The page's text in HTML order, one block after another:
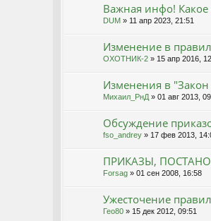
Важная инфо! Какое
DUM» 11 апр 2023, 21:51
Изменение в
ОХОТНИК-2» 15 апр 2016,
Изменения в
Михаил_РнД» 01 авг 2013,
Обсуждение
fso_andrey» 17 фев 2013,
ПРИКАЗЫ,
Forsag» 01 сен 2008, 16:58
Ужесточение
Гео80» 15 дек 2012, 09:51